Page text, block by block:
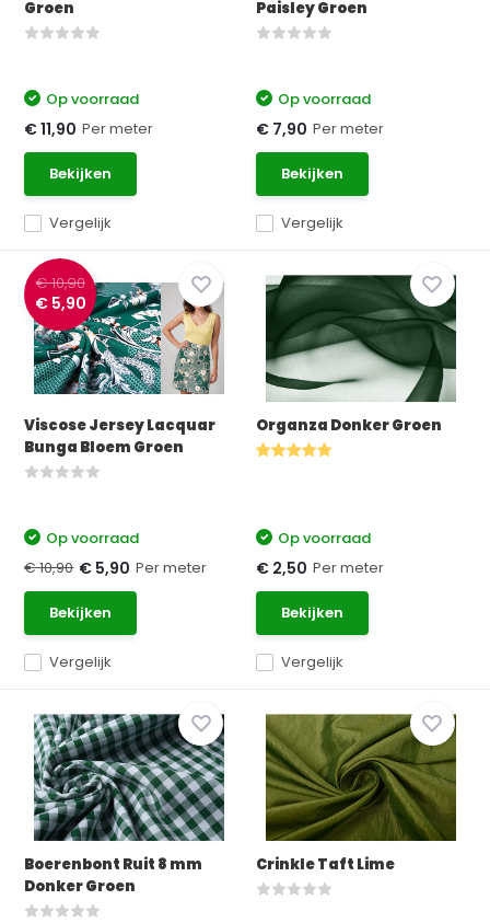
Groen
Vergelijk
Op voorraad
€ 11,90 Per meter
Bekijken
Paisley Groen
Vergelijk
Op voorraad
€ 7,90 Per meter
Bekijken
€ 10,90
€ 5,90
Viscose Jersey Lacquar
Bunga Bloem Groen
Vergelijk
Op voorraad
€ 10,90 € 5,90 Per meter
Bekijken
Organza Donker Groen
Vergelijk
Op voorraad
€ 2,50 Per meter
Bekijken
Boerenbont Ruit 8 mm
Donker Groen
Crinkle Taft Lime